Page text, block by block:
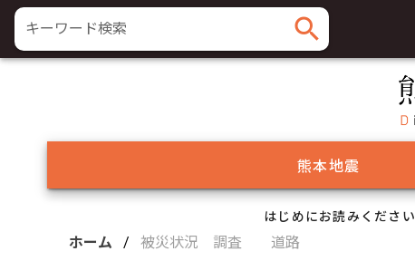
キーワード検索 search
熊本地震
はじめにお読みください
ホーム / 被災状況 調査 道路